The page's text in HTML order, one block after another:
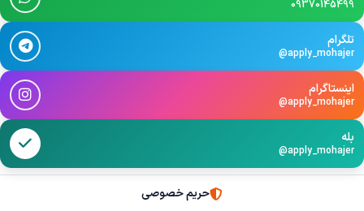
09370145499
تلگرام
@apply_mohajer
اینستاگرام
@apply_mohajer
بله
@apply_mohajer
حریم خصوصی